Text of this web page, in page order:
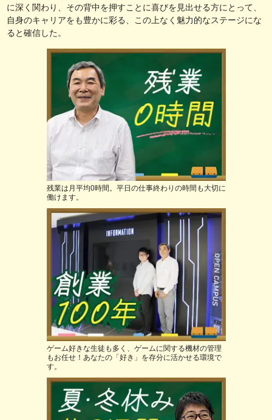
に深く関わり、その背中を押すことに喜びを見出せる方にとって、
自身のキャリアをも豊かに彩る、この上なく魅力的なステージにな
ると確信した。
残業は月平均0時間。平日の仕事終わりの時間も大切に
働けます。
ゲーム好きな生徒も多く、ゲームに関する機材の管理
もお任せ！あなたの「好き」を存分に活かせる環境で
す。